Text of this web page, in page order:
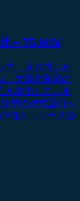
– 75 MW
ナータカ州にあ
、太陽光発電の
を象徴していま
型の乾式運用へ
性とリソース管